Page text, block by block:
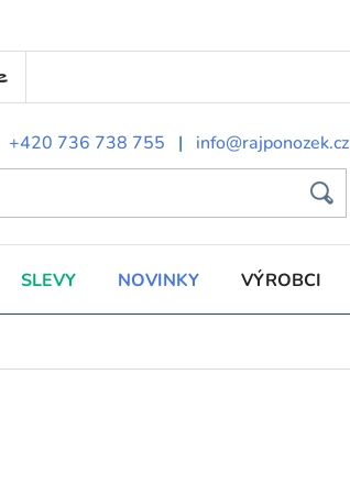
+420 736 738 755 | info@rajponozek.cz
SLEVY NOVINKY VÝROBCI